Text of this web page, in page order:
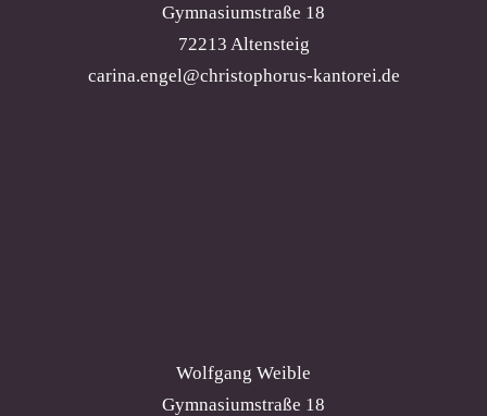
Gymnasiumstraße 18
72213 Altensteig
carina.engel@christophorus-kantorei.de
Wolfgang Weible
Gymnasiumstraße 18